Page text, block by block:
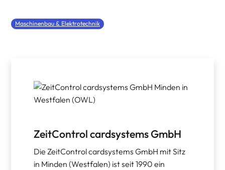
Maschinenbau & Elektrotechnik
ZeitControl cardsystems GmbH
Die ZeitControl cardsystems GmbH mit Sitz
in Minden (Westfalen) ist seit 1990 ein